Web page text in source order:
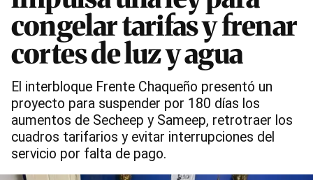
congelar tarifas y frenar
cortes de luz y agua
El interbloque Frente Chaqueño presentó un
proyecto para suspender por 180 días los
aumentos de Secheep y Sameep, retrotraer los
cuadros tarifarios y evitar interrupciones del
servicio por falta de pago.